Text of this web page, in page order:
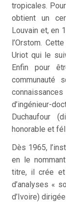
tropicales.
obtient un
Louvain et, en
l’Orstom.
Uriot qui le
Enfin pour
communauté
d’ingénieur-
Duchaufour
honorable et
Dès 1965,
en le
titre, il crée et
d’analyses «
d’Ivoire)